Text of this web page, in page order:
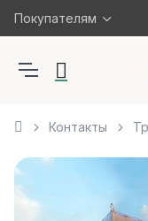
Покупателям
Контакты